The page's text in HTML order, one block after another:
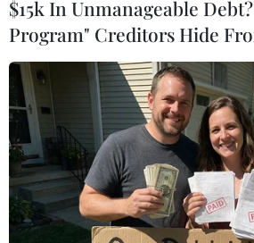
súng IS và lực lượng chính phủ
đó đã khiến ít nhất 55 người
đó có cả binh sỹ chính phủ.
Ngày 10/3, Bộ Ngoại giao Mỹ
phiến quân ASWJ vào danh
khủng bố nước ngoài” và liệt
chức này Abu Yasir Hassan là
bố toàn cầu."
$15k In Unmanageable
Program" Creditors Hide